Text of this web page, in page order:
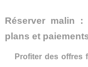
Réserver malin :
plans et
Profiter des offres